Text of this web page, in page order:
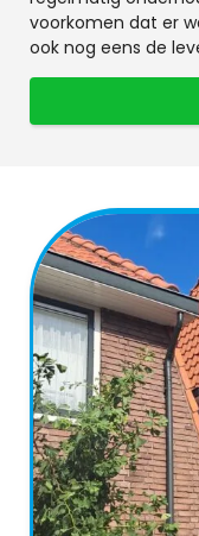
voorkomen dat er
ook nog eens de